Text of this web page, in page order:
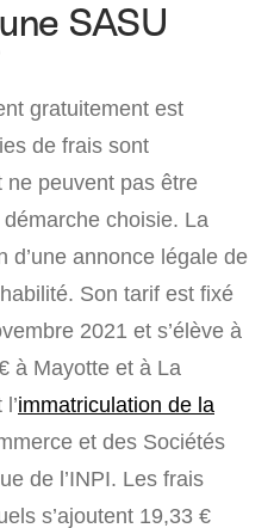
SASU
gratuitement est
de frais sont
peuvent pas être
choisie. La
d’une annonce légale de
Son tarif est fixé
2021 et s’élève à
à Mayotte et à La
immatriculation de la
et des Sociétés
de l’INPI. Les frais
s’ajoutent 19,33 €